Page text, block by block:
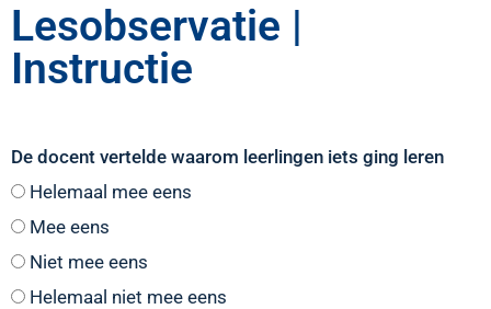
Lesobservatie |
Instructie
De docent vertelde waarom leerlingen iets ging leren
Helemaal mee eens
Mee eens
Niet mee eens
Helemaal niet mee eens